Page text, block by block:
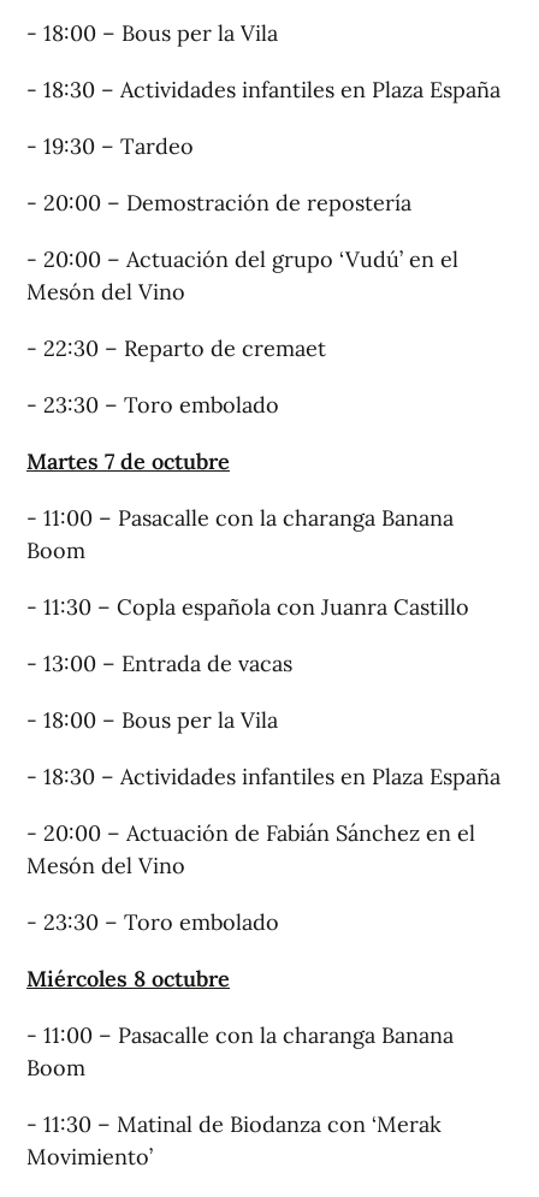
- 18:00 – Bous per la Vila
- 18:30 – Actividades infantiles en Plaza España
- 19:30 – Tardeo
- 20:00 – Demostración de repostería
- 20:00 – Actuación del grupo ‘Vudú’ en el
Mesón del Vino
- 22:30 – Reparto de cremaet
- 23:30 – Toro embolado
Martes 7 de octubre
- 11:00 – Pasacalle con la charanga Banana
Boom
- 11:30 – Copla española con Juanra Castillo
- 13:00 – Entrada de vacas
- 18:00 – Bous per la Vila
- 18:30 – Actividades infantiles en Plaza España
- 20:00 – Actuación de Fabián Sánchez en el
Mesón del Vino
- 23:30 – Toro embolado
Miércoles 8 octubre
- 11:00 – Pasacalle con la charanga Banana
Boom
- 11:30 – Matinal de Biodanza con ‘Merak
Movimiento’